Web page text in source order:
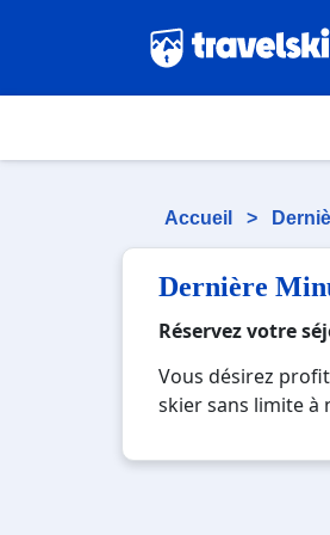
Accueil >
Dernière
Réservez votre
Vous désirez
skier sans limite à
montagnards.